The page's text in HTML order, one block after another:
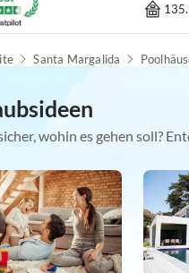
Santa Margalida
wohin es gehen soll?